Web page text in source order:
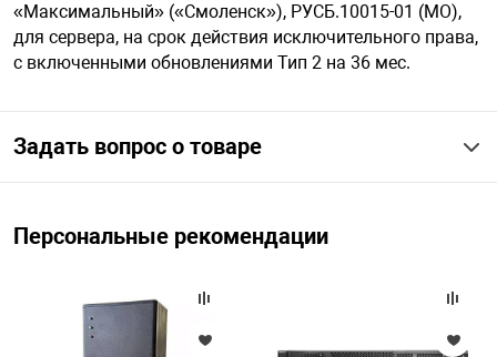
безопасность
оборудование
«Максимальный» («Смоленск»), РУСБ.10015-01 (МО),
для сервера, на срок действия исключительного права,
с включенными обновлениями Тип 2 на 36 мес.
Задать вопрос о товаре
Персональные рекомендации